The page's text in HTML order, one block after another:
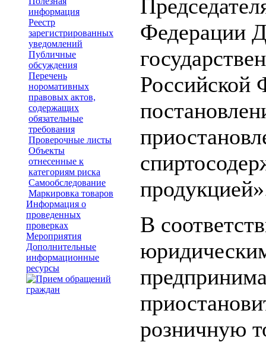
информация
Реестр
зарегистрированных
уведомлений
Публичные
обсуждения
Перечень
норомативных
правовых актов,
содержащих
обязательные
требования
Проверочные листы
Объекты
отнесенные к
категориям риска
Самообследование
Маркировка товаров
Информация о
проведенных
проверках
Мероприятия
Дополнительные
информационные
ресурсы
Федерации
Российской
В
розничную